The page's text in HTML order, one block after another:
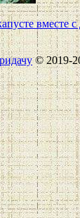
вместе
© 2019-